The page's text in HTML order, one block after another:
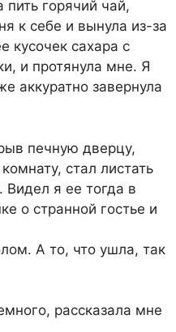
горячий чай,
к себе и вынула из-за
кусочек сахара с
и протянула мне. Я
аккуратно завернула
печную дверцу,
стал листать
Видел я ее тогда в
о странной гостье и
А то, что ушла, так
рассказала мне